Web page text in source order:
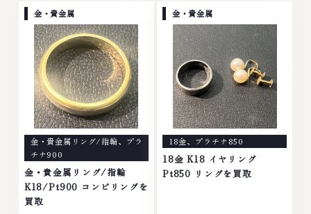
い。TEL: 0120-959-764営業
時間: 10:00～19:00定休日: 年中
無休
い。TEL: 0120-959-764営業
時間: 10:00～19:00定休日: 年中
無休
金・貴金属
金・貴金属リング/指輪、 プラ
チナ900
金・貴金属リング/指輪
K18/Pt900 コンビリングを
買取
金・貴金属
18金、 プラチナ850
18金 K18 イヤリング
Pt850 リングを買取